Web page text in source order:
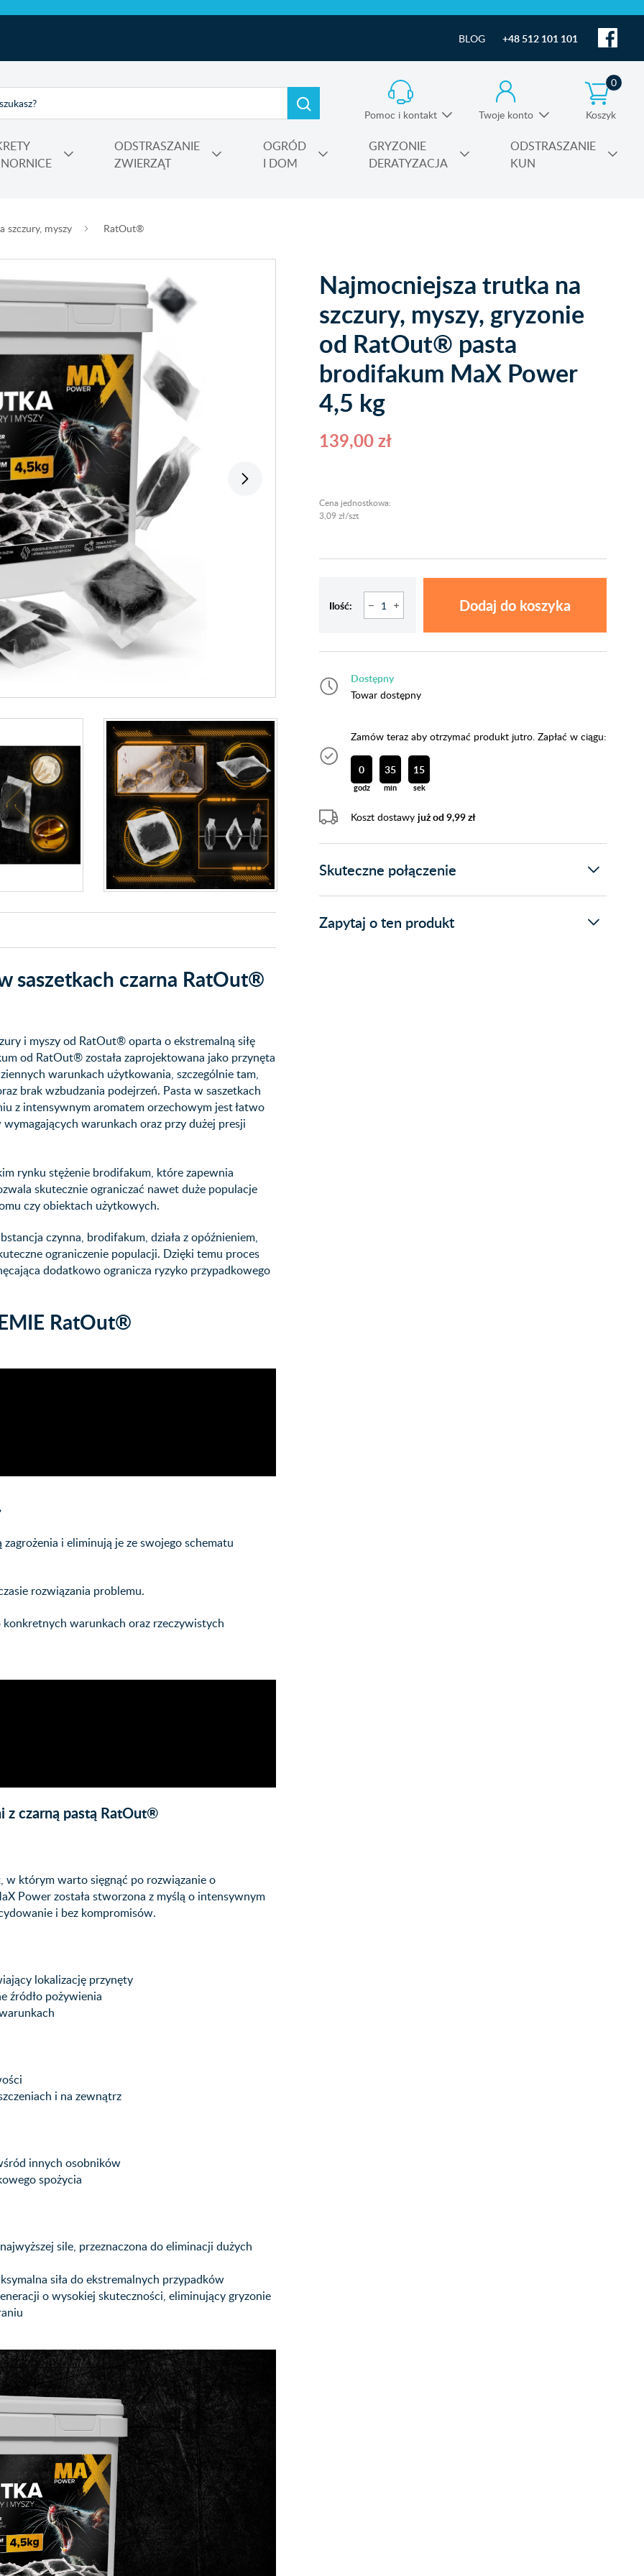
BLOG +48 512 101 101
Pomoc i kontakt Twoje konto Koszyk
0
ODSTRASZANIE
ZWIERZĄT
OGRÓD
I DOM
GRYZONIE
DERATYZACJA
ODSTRASZANIE
KUN
szczury, myszy RatOut®
Najmocniejsza trutka na
szczury, myszy, gryzonie
od RatOut® pasta
brodifakum MaX Power
4,5 kg
139,00 zł
Cena jednostkowa:
3,09 zł/szt
Ilość: Dodaj do koszyka
Dostępny
Towar dostępny
Zamów teraz aby otrzymać produkt jutro. Zapłać w ciągu:
0
godz
35
min
13
sek
Koszt dostawy już od 9,99 zł
Skuteczne połączenie
Zapytaj o ten produkt
saszetkach czarna RatOut®
i myszy od RatOut® oparta o ekstremalną siłę
od RatOut® została zaprojektowana jako przynęta
warunkach użytkowania, szczególnie tam,
brak wzbudzania podejrzeń. Pasta w saszetkach
z intensywnym aromatem orzechowym jest łatwo
warunkach oraz przy dużej presji
rynku stężenie brodifakum, które zapewnia
skutecznie ograniczać nawet duże populacje
czy obiektach użytkowych.
czynna, brodifakum, działa z opóźnieniem,
ograniczenie populacji. Dzięki temu proces
dodatkowo ogranicza ryzyko przypadkowego
RatOut®
i eliminują je ze swojego schematu
rozwiązania problemu.
warunkach oraz rzeczywistych
czarną pastą RatOut®
w którym warto sięgnąć po rozwiązanie o
Power została stworzona z myślą o intensywnym
i bez kompromisów.
lokalizację przynęty
źródło pożywienia
i na zewnątrz
innych osobników
spożycia
sile, przeznaczona do eliminacji dużych
siła do ekstremalnych przypadków
o wysokiej skuteczności, eliminujący gryzonie